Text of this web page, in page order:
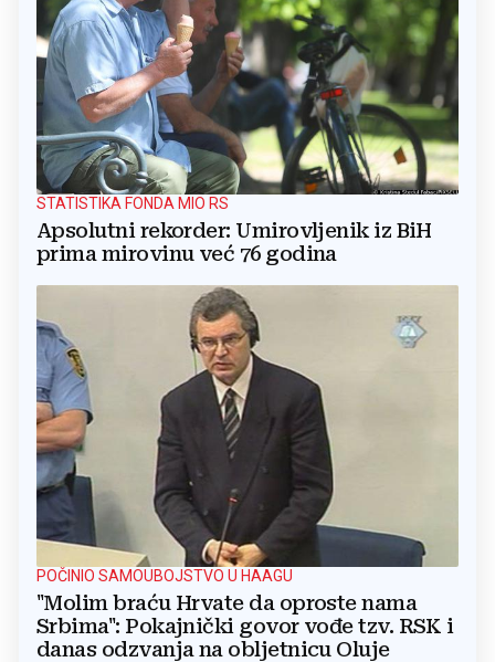
STATISTIKA FONDA MIO RS
Apsolutni rekorder: Umirovljenik iz BiH
prima mirovinu već 76 godina
POČINIO SAMOUBOJSTVO U HAAGU
"Molim braću Hrvate da oproste nama
Srbima": Pokajnički govor vođe tzv. RSK i
danas odzvanja na obljetnicu Oluje